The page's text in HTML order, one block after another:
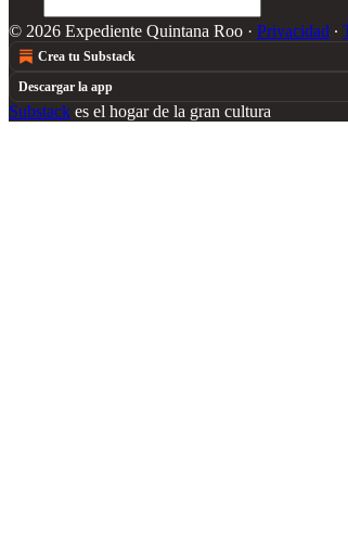
© 2026 Expediente Quintana Roo · Privacidad ∙
Crea tu Substack
Descargar la app
Substack es el hogar de la gran cultura